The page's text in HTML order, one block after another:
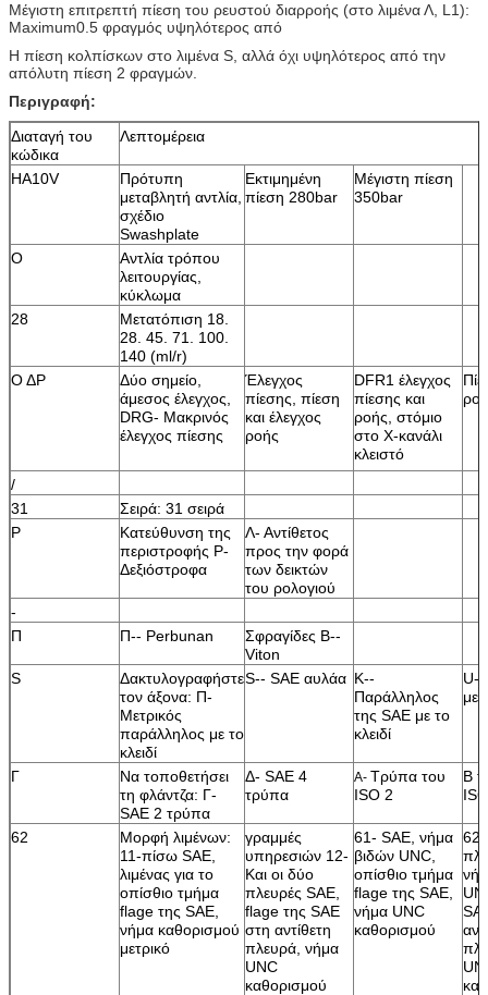
Μέγιστη επιτρεπτή πίεση του ρευστού διαρροής (στο λιμένα Λ, L1):
Maximum0.5 φραγμός υψηλότερος από
Η πίεση κολπίσκων στο λιμένα S, αλλά όχι υψηλότερος από την
απόλυτη πίεση 2 φραγμών.
Περιγραφή:
Διαταγή του
κώδικα
Λεπτομέρεια
HA10V
Πρότυπη
μεταβλητή αντλία,
σχέδιο
Swashplate
Εκτιμημένη
πίεση 280bar
Μέγιστη πίεση
350bar
Ο
Αντλία τρόπου
λειτουργίας,
κύκλωμα
28
Μετατόπιση 18.
28. 45. 71. 100.
140 (ml/r)
Ο ΔΡ
Δύο σημείο,
άμεσος έλεγχος,
DRG- Μακρινός
έλεγχος πίεσης
Έλεγχος
πίεσης, πίεση
και έλεγχος
ροής
DFR1 έλεγχος
πίεσης και
ροής, στόμιο
στο Χ-κανάλι
κλειστό
/
31
Σειρά: 31 σειρά
Ρ
Κατεύθυνση της
περιστροφής Ρ-
Δεξιόστροφα
Λ- Αντίθετος
προς την φορά
των δεικτών
του ρολογιού
-
Π
Π-- Perbunan
Σφραγίδες Β--
Viton
S
Δακτυλογραφήστε
τον άξονα: Π-
Μετρικός
παράλληλος με το
κλειδί
S-- SAE αυλάα Κ--
Παράλληλος
της SAE με το
κλειδί
U--
Γ
Να τοποθετήσει
τη φλάντζα: Γ-
SAE 2 τρύπα
Δ- SAE 4
τρύπα
A- Τρύπα του
ISO 2
Β
62
Μορφή λιμένων:
11-πίσω SAE,
λιμένας για το
οπίσθιο τμήμα
flage της SAE,
νήμα καθορισμού
μετρικό
γραμμές
υπηρεσιών 12-
Και οι δύο
πλευρές SAE,
flage της SAE
στη αντίθετη
πλευρά, νήμα
UNC
καθορισμού
61- SAE, νήμα
βιδών UNC,
οπίσθιο τμήμα
flage της SAE,
νήμα UNC
καθορισμού
62-